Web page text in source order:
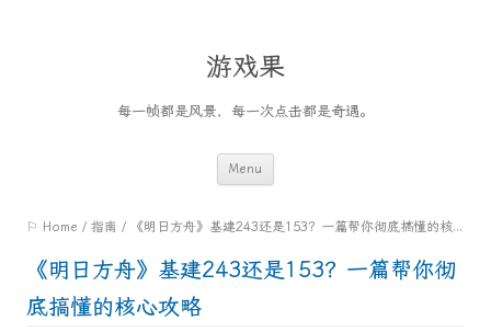
游戏果
每一帧都是风景，每一次点击都是奇遇。
Menu
content
⚐ Home / 指南 / 《明日方舟》基建243还是153？一篇帮你彻底搞懂的核心攻略
《明日方舟》基建243还是153？一篇帮你彻
底搞懂的核心攻略